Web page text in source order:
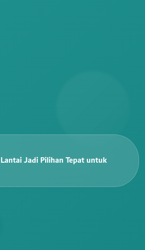
Jadi Pilihan Tepat untuk